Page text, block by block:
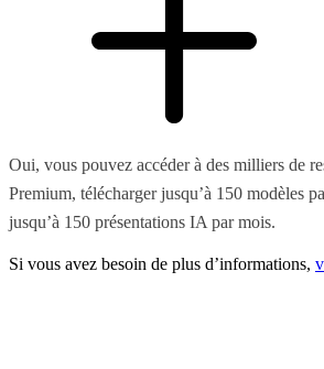
Oui, vous pouvez accéder à des milliers de
Premium, télécharger jusqu’à 150 modèles
jusqu’à 150 présentations IA par mois.
Si vous avez besoin de plus d’informations,